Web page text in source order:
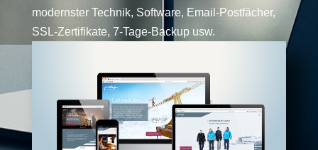
modernster Technik, Software, Email-Postfächer,
SSL-Zertifikate, 7-Tage-Backup usw.